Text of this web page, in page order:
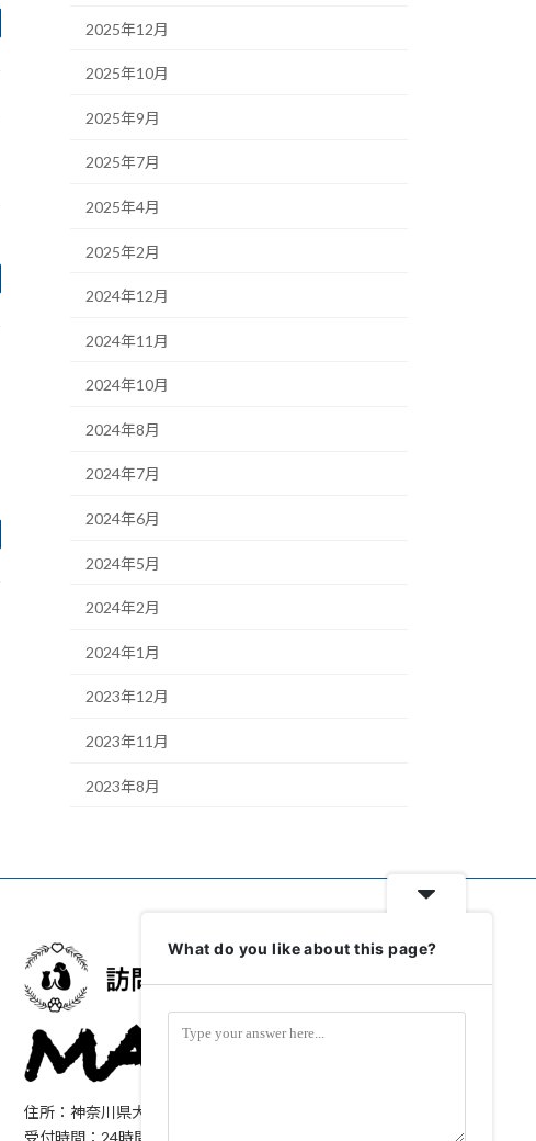
2025年12月
2025年10月
2025年9月
2025年7月
2025年4月
2025年2月
2024年12月
2024年11月
2024年10月
2024年8月
2024年7月
2024年6月
2024年5月
2024年2月
2024年1月
2023年12月
2023年11月
2023年8月
住所：神奈川県大和市上和田1323-61
受付時間：24時間365日対応
What do you like about this page?